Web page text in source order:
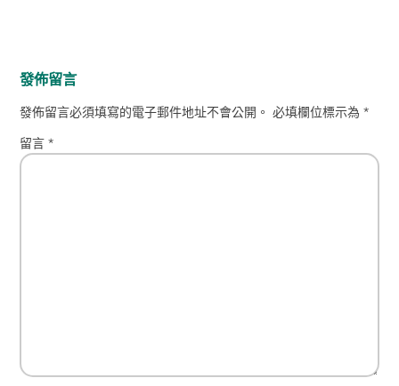
發佈留言
發佈留言必須填寫的電子郵件地址不會公開。 必填欄位標示為*
留言*